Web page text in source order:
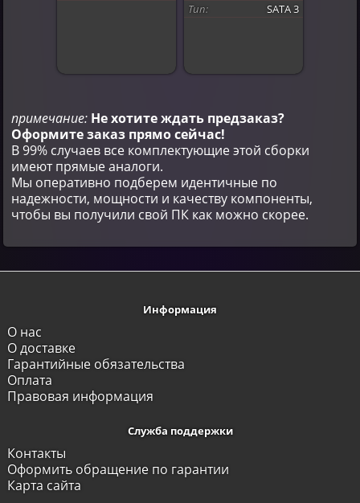
Тип:
SATA 3
примечание: Не хотите ждать предзаказ?
Оформите заказ прямо сейчас!
В 99% случаев все комплектующие этой сборки
имеют прямые аналоги.
Мы оперативно подберем идентичные по
надежности, мощности и качеству компоненты,
чтобы вы получили свой ПК как можно скорее.
Информация
О нас
О доставке
Гарантийные обязательства
Оплата
Правовая информация
Служба поддержки
Контакты
Оформить обращение по гарантии
Карта сайта